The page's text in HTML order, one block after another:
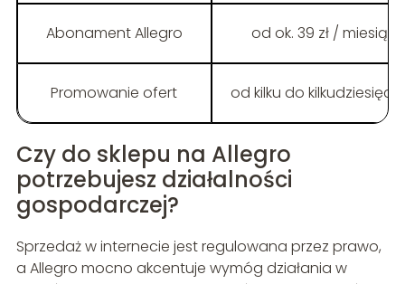
Abonament Allegro od ok. 39 zł / miesiąc
Promowanie ofert od kilku do kilkudziesięciu
Czy do sklepu na Allegro
potrzebujesz działalności
gospodarczej?
Sprzedaż w internecie jest regulowana przez prawo,
a Allegro mocno akcentuje wymóg działania w